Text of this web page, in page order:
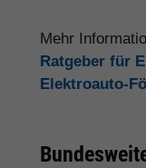
Mehr
Ratgeber für
Elektroauto-